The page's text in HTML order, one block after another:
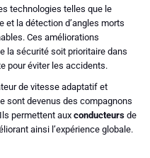
technologies telles que le
et la détection d’angles morts
Ces améliorations
la sécurité soit prioritaire dans
pour éviter les accidents.
de vitesse adaptatif et
sont devenus des compagnons
permettent aux conducteursde
ainsi l’expérience globale.